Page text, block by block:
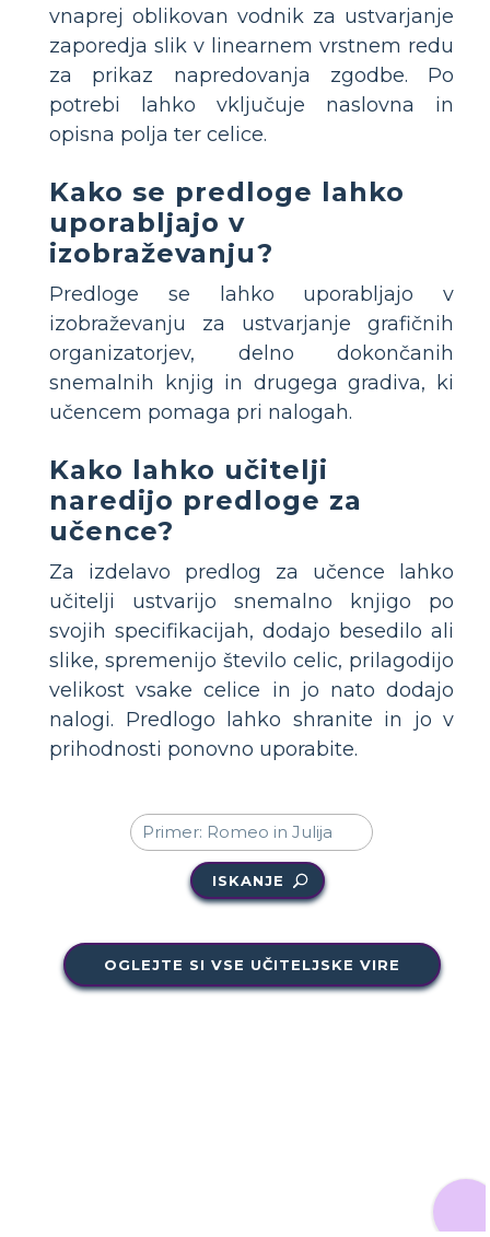
vnaprej oblikovan vodnik za ustvarjanje
zaporedja slik v linearnem vrstnem redu
za prikaz napredovanja zgodbe. Po
potrebi lahko vključuje naslovna in
opisna polja ter celice.
Kako se predloge lahko
uporabljajo v
izobraževanju?
Predloge se lahko uporabljajo v
izobraževanju za ustvarjanje grafičnih
organizatorjev, delno dokončanih
snemalnih knjig in drugega gradiva, ki
učencem pomaga pri nalogah.
Kako lahko učitelji
naredijo predloge za
učence?
Za izdelavo predlog za učence lahko
učitelji ustvarijo snemalno knjigo po
svojih specifikacijah, dodajo besedilo ali
slike, spremenijo število celic, prilagodijo
velikost vsake celice in jo nato dodajo
nalogi. Predlogo lahko shranite in jo v
prihodnosti ponovno uporabite.
ISKANJE
OGLEJTE SI VSE UČITELJSKE VIRE